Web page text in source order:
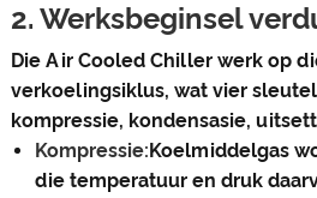
2. Werksbeginsel
Die Air Cooled Chiller werk op
verkoelingsiklus, wat vier
kompressie, kondensasie,
Kompressie:Koelmiddelgas
die temperatuur en druk